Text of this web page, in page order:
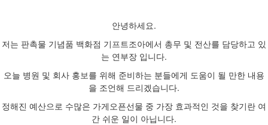
안녕하세요.
저는 판촉물 기념품 백화점 기프트조아에서 총무 및 전산를 담당하고 있
는 연부장 입니다.
오늘 병원 및 회사 홍보를 위해 준비하는 분들에게 도움이 될 만한 내용
을 조언해 드리겠습니다.
정해진 예산으로 수많은 가게오픈선물 중 가장 효과적인 것을 찾기란 여
간 쉬운 일이 아닙니다.